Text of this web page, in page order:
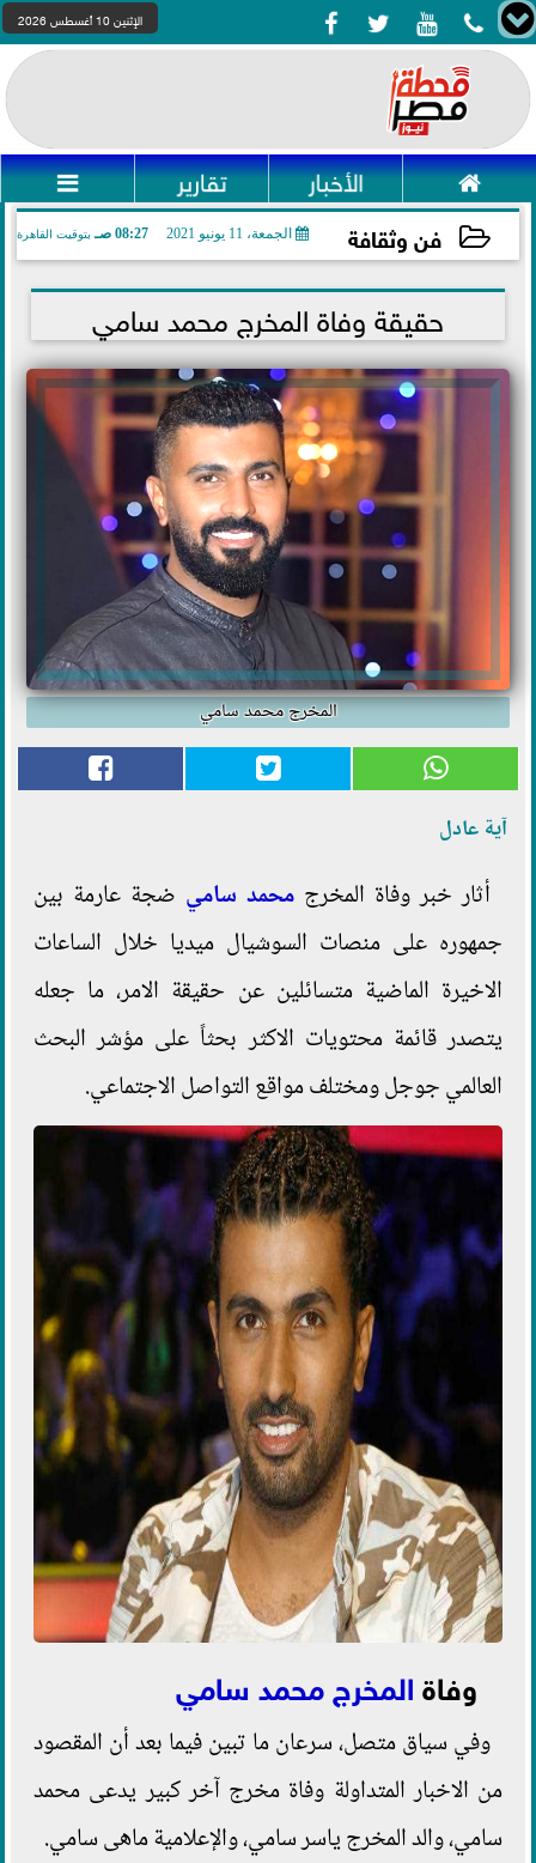
    الإثنين 10 أغسطس 2026
 الأخبار تقارير 
فن وثقافة الجمعة، 11 يونيو 2021 08:27 صـ بتوقيت القاهرة
2021-06-11 08:27:23 حقيقة وفاة المخرج محمد سامي
المخرج محمد سامي
آية عادل
أثار خبر وفاة المخرج محمد سامي ضجة عارمة بين
جمهوره على منصات السوشيال ميديا خلال الساعات
الاخيرة الماضية متسائلين عن حقيقة الامر، ما جعله
يتصدر قائمة محتويات الاكثر بحثاً على مؤشر البحث
العالمي جوجل ومختلف مواقع التواصل الاجتماعي.
وفاةالمخرج محمد سامي
وفي سياق متصل، سرعان ما تبين فيما بعد أن المقصود
من الاخبار المتداولة وفاة مخرج آخر كبير يدعى محمد
سامي، والد المخرج ياسر سامي، والإعلامية ماهى سامي.